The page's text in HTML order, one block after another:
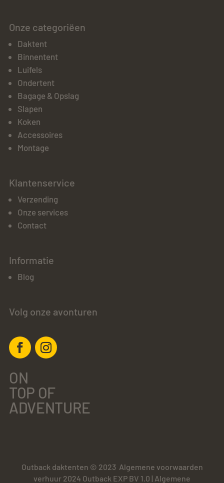
Onze categoriëen
Daktent
Binnentent
Luifels
Ondertent
Bagage & Opslag
Slapen
Koken
Accessoires
Montage
Klantenservice
Verzending
Onze services
Contact
Informatie
Blog
Volg onze avonturen
ON
TOP OF
ADVENTURE
Outback daktenten © 2023 Algemene voorwaarden
verhuur 2024 Outback EXP BV 1.0 | Algemene